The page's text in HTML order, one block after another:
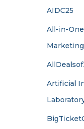
AIDC25
All-in-
Artificial